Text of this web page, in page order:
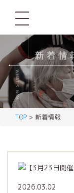
TOP > 新着情報
2026.03.02